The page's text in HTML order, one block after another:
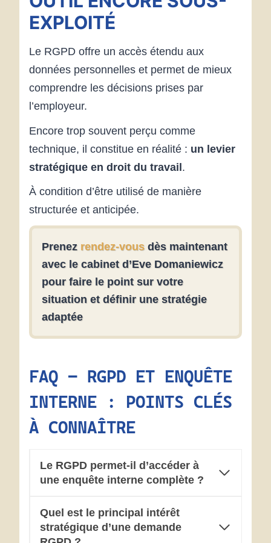
EXPLOITÉ
Le RGPD offre un accès étendu aux
données personnelles et permet de mieux
comprendre les décisions prises par
l’employeur.
Encore trop souvent perçu comme
technique, il constitue en réalité : un levier
stratégique en droit du travail.
À condition d’être utilisé de manière
structurée et anticipée.
Prenez rendez-vous dès maintenant
avec le cabinet d’Eve Domaniewicz
pour faire le point sur votre
situation et définir une stratégie
adaptée
FAQ – RGPD ET ENQUÊTE
INTERNE : POINTS CLÉS
À CONNAÎTRE
Le RGPD permet-il d’accéder à
une enquête interne complète ?
Quel est le principal intérêt
stratégique d’une demande